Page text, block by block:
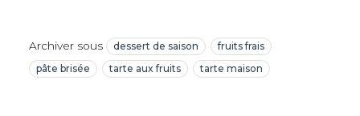
Archiver sous dessert de saison
fruits frais
pâte brisée
tarte aux fruits tarte maison